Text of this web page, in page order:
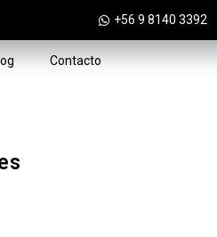
+56 9 8140 3392
Contacto